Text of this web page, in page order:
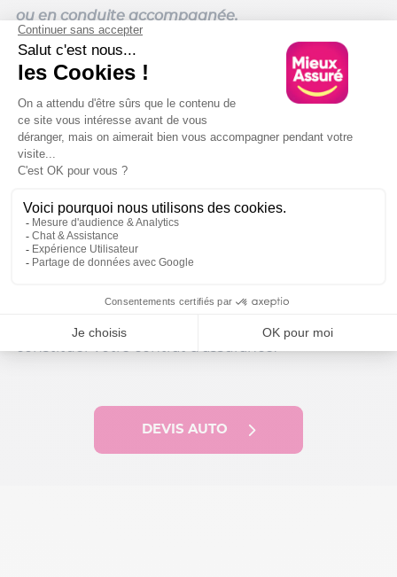
ou en conduite accompagnée.
Bénéficiez des meilleures garanties avec
Mieux Assuré
Souscrivez votre contrat en toute autonomie grâce
ligne, choisissez votre formule et personnalisez vos
garanties en quelques clics !
basés en France sont disponibles du lundi au
constituer votre contrat d’assurance.
DEVIS AUTO